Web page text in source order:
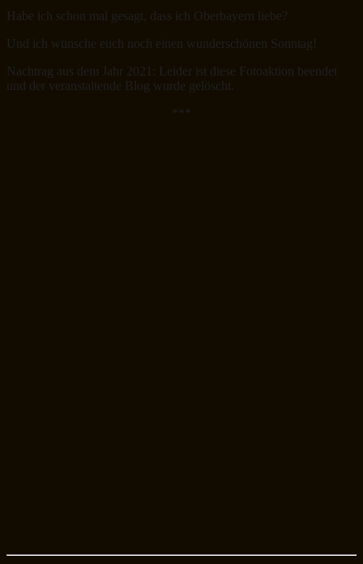
Habe ich schon mal gesagt, dass ich Oberbayern liebe?
Und ich wünsche euch noch einen wunderschönen Sonntag!
Nachtrag aus dem Jahr 2021: Leider ist diese Fotoaktion beendet
und der veranstaltende Blog wurde gelöscht.
***